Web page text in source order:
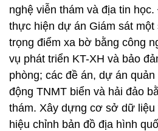
nghệ viễn thám và địa tin
thực hiện dự án Giám sát một
trọng điểm xa bờ bằng công
vụ phát triển KT-XH và bảo
phòng; các đề án, dự án
động TNMT biển và hải đảo
thám. Xây dựng cơ sở dữ liệu
hiệu chỉnh bản đồ địa hình